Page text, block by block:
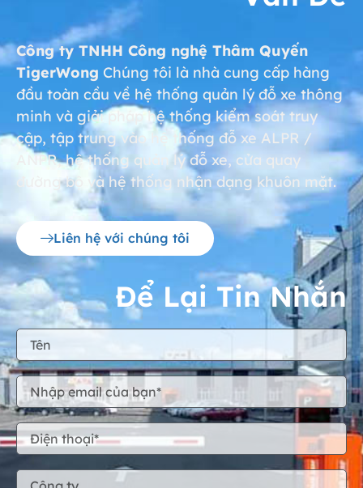
Công ty TNHH Công nghệ Thâm Quyến
TigerWong Chúng tôi là nhà cung cấp hàng
đầu toàn cầu về hệ thống quản lý đỗ xe thông
minh và giải pháp hệ thống kiểm soát truy
cập, tập trung vào hệ thống đỗ xe ALPR /
ANPR, hệ thống quản lý đỗ xe, cửa quay
đường bộ và hệ thống nhận dạng khuôn mặt.
Liên hệ với chúng tôi
Để Lại Tin Nhắn